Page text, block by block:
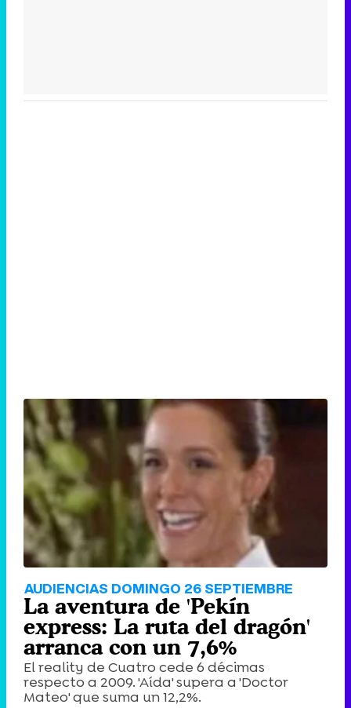
AUDIENCIAS DOMINGO 26 SEPTIEMBRE
La aventura de 'Pekín
express: La ruta del dragón'
arranca con un 7,6%
El reality de Cuatro cede 6 décimas
respecto a 2009. 'Aída' supera a 'Doctor
Mateo' que suma un 12,2%.